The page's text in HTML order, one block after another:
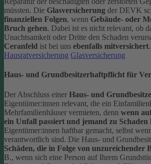
müssten. Die Glasversicherung der DEVK
finanziellen Folgen, wenn Gebäude- oder
Bruch gehen. Dabei ist es nicht relevant, ob
Unachtsamkeit oder Dritte den Schaden
Ceranfeld ist bei uns ebenfalls mitversichert.
Hausratversicherung Glasversicherung
Haus- und Grundbesitzerhaftpflicht für
Der Abschluss einer Haus- und
Eigentümer:innen relevant, die ein
Mehrfamilienhäuser vermieten, denn wenn
ein Unfall passiert und jemand zu Schaden
Eigentümer:innen haftbar gemacht, selbst
verantwortlich sind. Die Haus- und
Schäden, die in Folge von unzureichender
B., wenn sich eine Person auf Ihrem